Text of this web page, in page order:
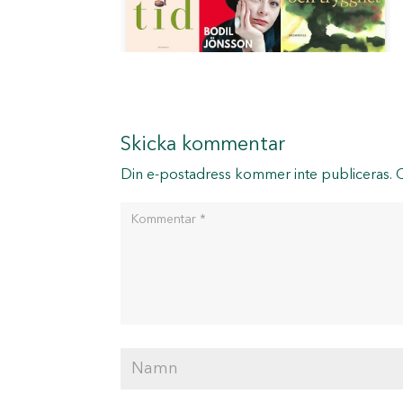
Skicka kommentar
Din e-postadress kommer inte publiceras.